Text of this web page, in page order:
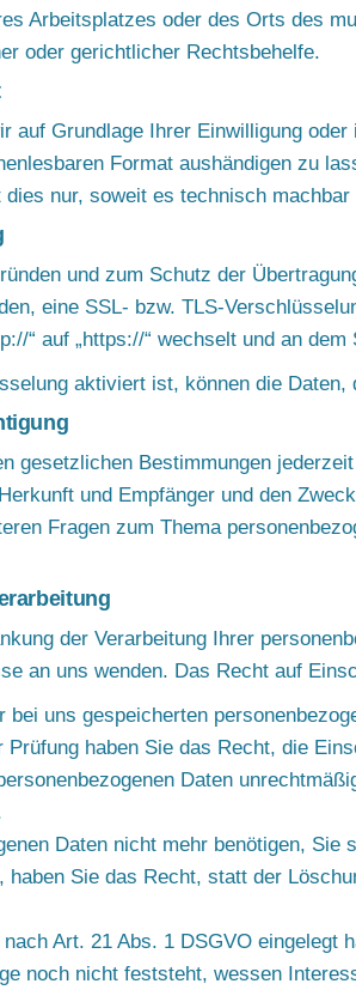
Arbeitsplatzes oder des Orts des
oder gerichtlicher Rechtsbehelfe.
auf Grundlage Ihrer Einwilligung
Format aushändigen zu
nur, soweit es technisch machbar
und zum Schutz der
eine SSL- bzw. TLS-
“ auf „https://“ wechselt und an
aktiviert ist, können die
gesetzlichen Bestimmungen
und Empfänger und den
Fragen zum Thema
der Verarbeitung Ihrer
an uns wenden. Das Recht auf
uns gespeicherten
haben Sie das Recht, die
Daten
Daten nicht mehr benötigen,
haben Sie das Recht, statt der
Art. 21 Abs. 1 DSGVO
noch nicht feststeht, wessen